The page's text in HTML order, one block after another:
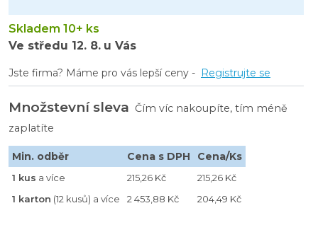
Skladem 10+ ks
Ve středu 12. 8. u Vás
Jste firma? Máme pro vás lepší ceny - Registrujte se
Množstevní sleva Čím víc nakoupíte, tím méně
zaplatíte
Min. odběr Cena s DPH Cena/Ks
1 kus a více 215,26 Kč
215,26 Kč
1 karton (12 kusů) a více 2 453,88 Kč 204,49 Kč